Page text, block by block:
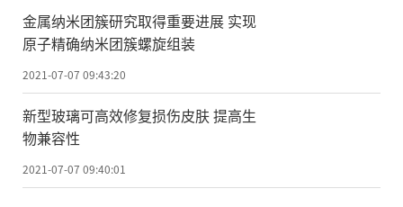
金属纳米团簇研究取得重要进展 实现
原子精确纳米团簇螺旋组装
2021-07-07 09:43:20
新型玻璃可高效修复损伤皮肤 提高生
物兼容性
2021-07-07 09:40:01